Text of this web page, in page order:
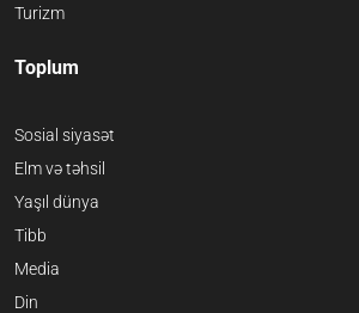
Turizm
Toplum
Sosial siyasət
Elm və təhsil
Yaşıl dünya
Tibb
Media
Din